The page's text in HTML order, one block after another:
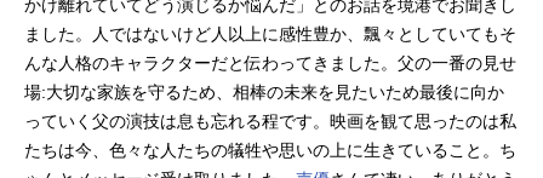
かけ離れていてどう演じるか悩んだ」とのお話を境港でお聞きし
ました。人ではないけど人以上に感性豊か、飄々としていてもそ
んな人格のキャラクターだと伝わってきました。父の一番の見せ
場:大切な家族を守るため、相棒の未来を見たいため最後に向か
っていく父の演技は息も忘れる程です。映画を観て思ったのは私
たちは今、色々な人たちの犠牲や思いの上に生きていること。ち